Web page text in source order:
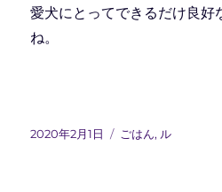
愛犬にとってできるだけ良好
ね。
投
2020年2月1日
カ
ごはん, ル